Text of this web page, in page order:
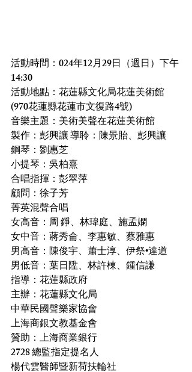
活動時間：024年12月29日（週日）下午
14:30
活動地點：花蓮縣文化局花蓮美術館
(970花蓮縣花蓮市文復路4號)
音樂主題：美術美聲在花蓮美術館
製作：彭興讓 導聆：陳景貽、彭興讓
鋼琴：劉惠芝
小提琴：吳柏熹
合唱指揮：彭翠萍
顧問：徐子芳
菁英混聲合唱
女高音：周 錚、林瑋庭、施孟嫻
女中音：蔣秀侖、李惠敏、蔡雅惠
男高音：陳俊宇、蕭士淳、伊祭•達道
男低音：葉日陞、林許棟、鍾信謙
指導：花蓮縣政府
主辦：花蓮縣文化局
中華民國聲樂家協會
上海商銀文教基金會
贊助：上海商業銀行
2728 總監指定提名人
楊代雲醫師暨新荷扶輪社